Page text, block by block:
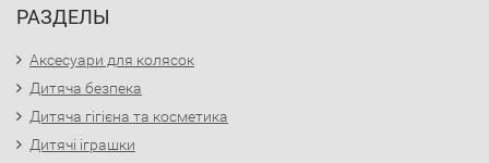
РАЗДЕЛЫ
Аксесуари для колясок
Дитяча безпека
Дитяча гігієна та косметика
Дитячі іграшки